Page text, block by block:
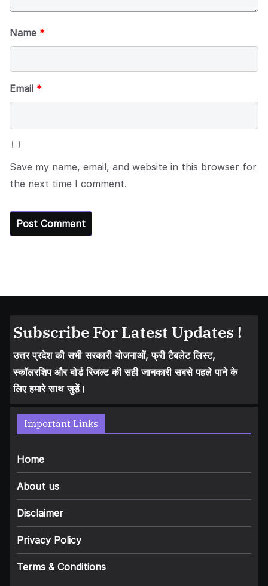
Name *
Email *
Save my name, email, and website in this browser for
the next time I comment.
Subscribe For Latest Updates !
उत्तर प्रदेश की सभी सरकारी योजनाओं, फ्री टैबलेट लिस्ट,
स्कॉलरशिप और बोर्ड रिजल्ट की सही जानकारी सबसे पहले पाने के
लिए हमारे साथ जुड़ें।
Important Links
Home
About us
Disclaimer
Privacy Policy
Terms & Conditions